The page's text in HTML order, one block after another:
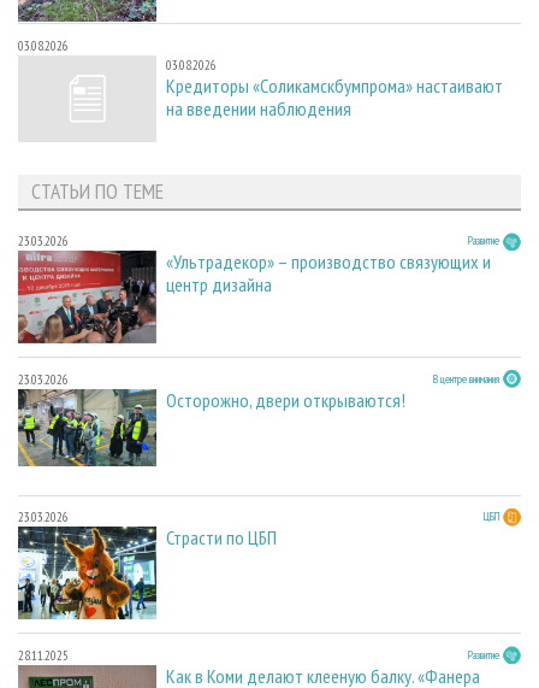
03.08.2026
03.08.2026
Кредиторы «Соликамскбумпрома» настаивают
на введении наблюдения
СТАТЬИ ПО ТЕМЕ
23.03.2026 Развитие
«Ультрадекор» – производство связующих и
центр дизайна
23.03.2026 В центре внимания
Осторожно, двери открываются!
23.03.2026 ЦБП
Страсти по ЦБП
28.11.2025 Развитие
Как в Коми делают клееную балку. «Фанера